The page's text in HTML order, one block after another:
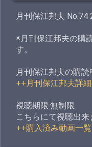
月刊保江邦夫
※月刊保江邦夫の購
す。
月刊保江邦夫の購
++月刊保江邦夫詳
視聴期限:無制限
こちらにて視聴出
++購入済み動画一